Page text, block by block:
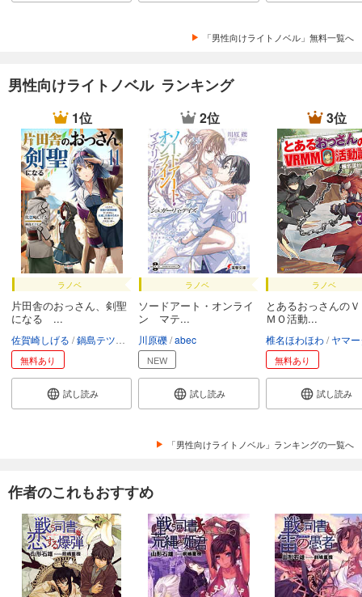
「男性向けライトノベル」無料一覧へ
男性向けライトノベル ランキング
1位
ラノベ
片田舎のおっさん、剣聖
になる ...
佐賀崎しげる 鍋島テツヒロ
無料あり
試し読み
2位
ラノベ
ソードアート・オンライ
ン マテ...
川原礫 abec
NEW
試し読み
3位
ラノベ
とあるおっさんの
ＭＯ活動...
椎名ほわほわ ヤマ
無料あり
試し読み
「男性向けライトノベル」ランキングの一覧へ
作者のこれもおすすめ